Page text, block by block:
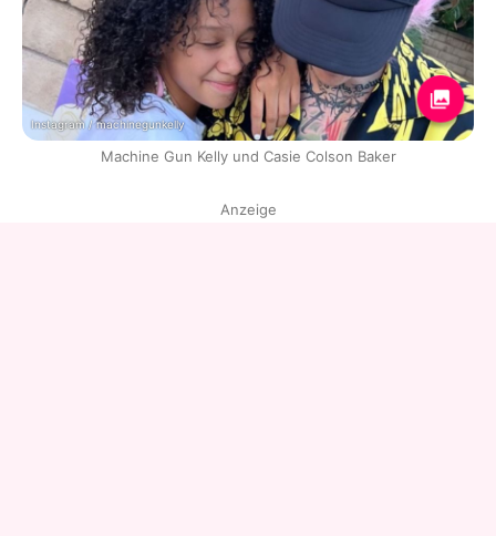
Instagram / machinegunkelly
Machine Gun Kelly und Casie Colson Baker
Anzeige